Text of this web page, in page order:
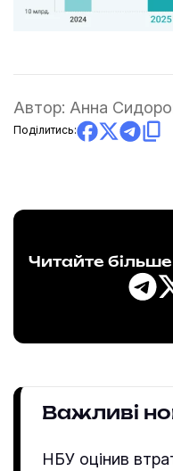
Автор: Анна
Поділитись:
Читайте
Важливі
НБУ оцінив